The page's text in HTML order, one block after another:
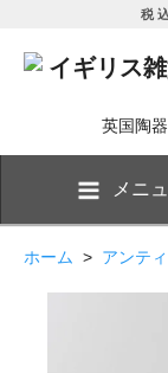
税
英国陶
メニ
ホーム > アンテ